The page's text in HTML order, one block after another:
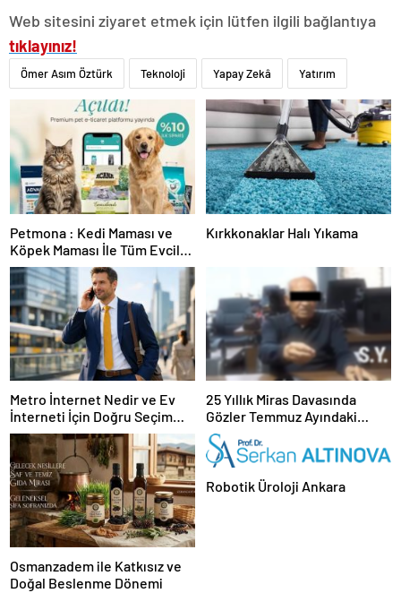
Web sitesini ziyaret etmek için lütfen ilgili bağlantıya
tıklayınız!
Ömer Asım Öztürk Teknoloji Yapay Zekâ Yatırım
Petmona : Kedi Maması ve
Köpek Maması İle Tüm Evcil
Hayvan Ürünleri
Kırkkonaklar Halı Yıkama
Metro İnternet Nedir ve Ev
İnterneti İçin Doğru Seçim
Nasıl Yapılır
25 Yıllık Miras Davasında
Gözler Temmuz Ayındaki
Karar Duruşmasına Çevrildi
Osmanzadem ile Katkısız ve
Doğal Beslenme Dönemi
Robotik Üroloji Ankara